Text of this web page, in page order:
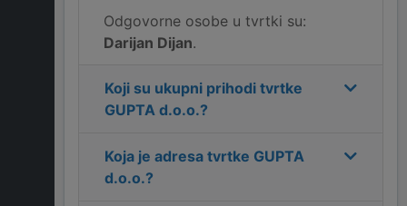
Odgovorne osobe u tvrtki su:
Darijan Dijan.
Koji su ukupni prihodi tvrtke
GUPTA d.o.o.?
Koja je adresa tvrtke GUPTA
d.o.o.?